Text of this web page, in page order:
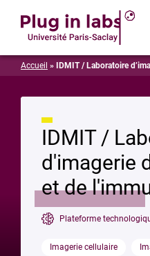
Accueil » IDMIT / Laboratoire
IDMIT /
d'imagerie
et de
Plateforme
Imagerie cellulaire